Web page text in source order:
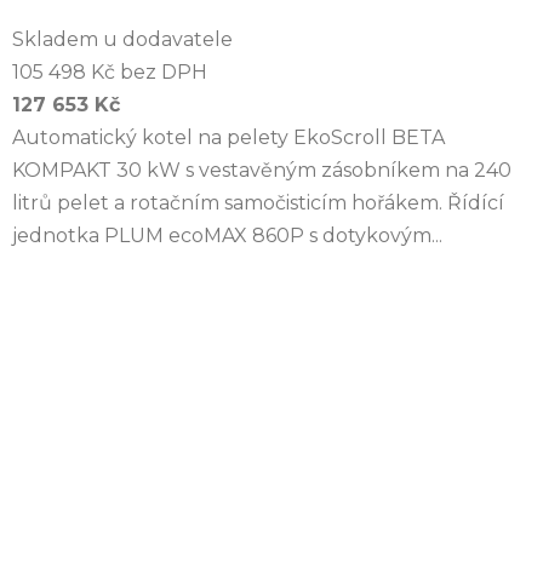
Skladem u dodavatele
105 498 Kč bez DPH
127 653 Kč
Automatický kotel na pelety EkoScroll BETA
KOMPAKT 30 kW s vestavěným zásobníkem na 240
litrů pelet a rotačním samočisticím hořákem. Řídící
jednotka PLUM ecoMAX 860P s dotykovým...